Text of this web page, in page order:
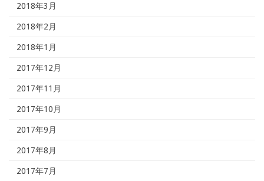
2018年3月
2018年2月
2018年1月
2017年12月
2017年11月
2017年10月
2017年9月
2017年8月
2017年7月